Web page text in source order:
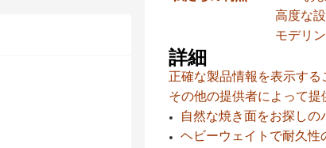
高度な
モデリ
詳細
正確な製品情報を表示す
その他の提供者によって提
自然な焼き面をお探しの
ヘビーウェイトで耐久性